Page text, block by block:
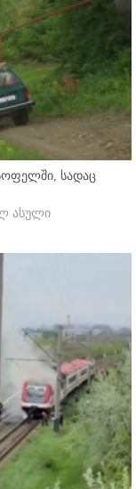
სადაც
ასული